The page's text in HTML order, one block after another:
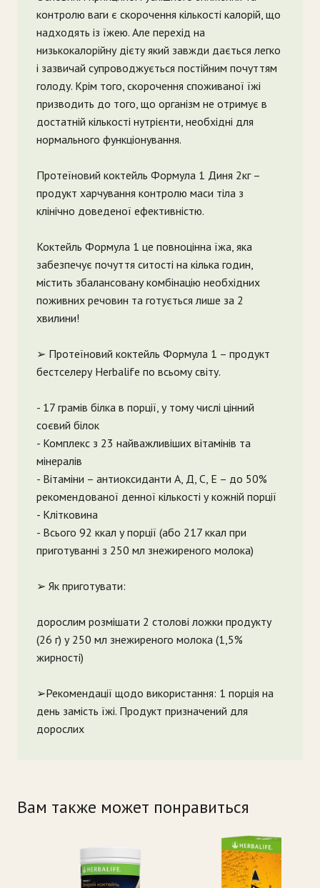
контролю ваги є скорочення кількості калорій, що
надходять із їжею. Але перехід на
низькокалорійну дієту який завжди дається легко
і зазвичай супроводжується постійним почуттям
голоду. Крім того, скорочення споживаної їжі
призводить до того, що організм не отримує в
достатній кількості нутрієнти, необхідні для
нормального функціонування.
Протеїновий коктейль Формула 1 Диня 2кг –
продукт харчування контролю маси тіла з
клінічно доведеної ефективністю.
Коктейль Формула 1 це повноцінна їжа, яка
забезпечує почуття ситості на кілька годин,
містить збалансовану комбінацію необхідних
поживних речовин та готується лише за 2
хвилини!
➢ Протеїновий коктейль Формула 1 – продукт
бестселеру Herbalife по всьому світу.
- 17 грамів білка в порції, у тому числі цінний
соєвий білок
- Комплекс з 23 найважливіших вітамінів та
мінералів
- Вітаміни – антиоксиданти А, Д, С, Е – до 50%
рекомендованої денної кількості у кожній порції
- Клітковина
- Всього 92 ккал у порції (або 217 ккал при
приготуванні з 250 мл знежиреного молока)
➢ Як приготувати:
дорослим розмішати 2 столові ложки продукту
(26 г) у 250 мл знежиреного молока (1,5%
жирності)
➢Рекомендації щодо використання: 1 порція на
день замість їжі. Продукт призначений для
дорослих
Вам также может понравиться